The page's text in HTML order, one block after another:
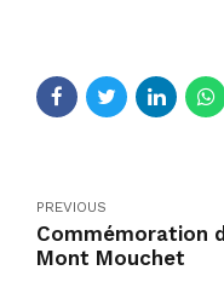
PREVIOUS
Commémoration
Mont Mouchet